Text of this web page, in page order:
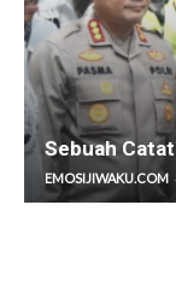
Sebuah
EMOSIJIWAKU.COM